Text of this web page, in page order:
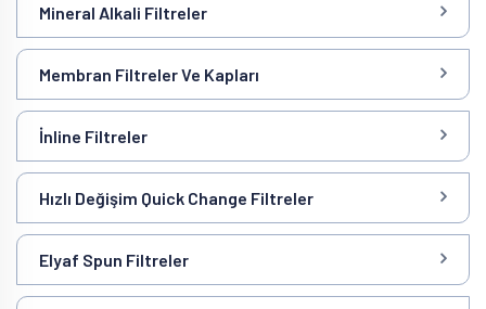
Mineral Alkali Filtreler
Membran Filtreler Ve Kapları
İnline Filtreler
Hızlı Değişim Quick Change Filtreler
Elyaf Spun Filtreler